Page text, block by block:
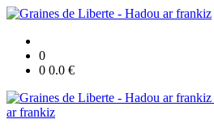
0
0 0.0 €
ar frankiz